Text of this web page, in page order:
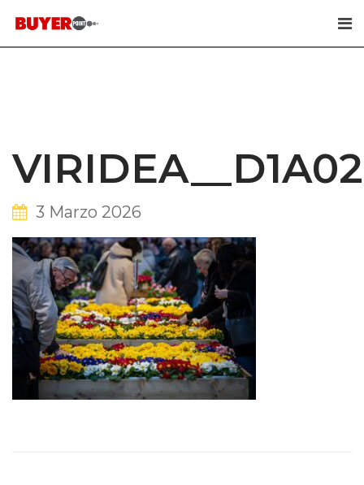
to
3 Marzo 2026